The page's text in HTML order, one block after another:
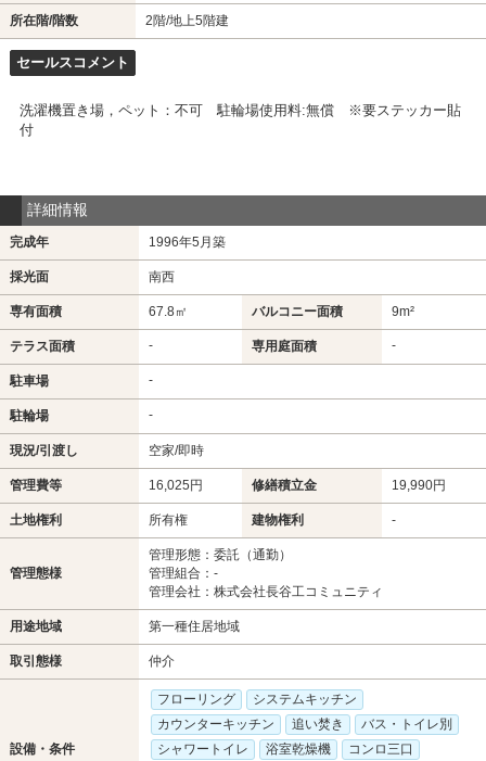
所在階/階数 2階/地上5階建
セールスコメント
洗濯機置き場，ペット：不可 駐輪場使用料:無償 ※要ステッカー貼
付
詳細情報
完成年 1996年5月築
採光面 南西
専有面積 67.8㎡ バルコニー面積 9m²
テラス面積 - 専用庭面積 -
駐車場 -
駐輪場 -
現況/引渡し 空家/即時
管理費等 16,025円 修繕積立金 19,990円
土地権利 所有権 建物権利 -
管理態様
管理形態：委託（通勤）
管理組合：-
管理会社：株式会社長谷工コミュニティ
用途地域 第一種住居地域
取引態様 仲介
設備・条件
フローリング
システムキッチン
カウンターキッチン
追い焚き
バス・トイレ別
シャワートイレ
浴室乾燥機
コンロ三口